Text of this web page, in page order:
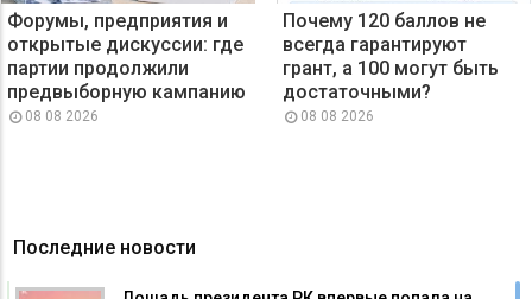
Форумы, предприятия и
открытые дискуссии: где
партии продолжили
предвыборную кампанию
08 08 2026
Почему 120 баллов не
всегда гарантируют
грант, а 100 могут быть
достаточными?
08 08 2026
Последние новости